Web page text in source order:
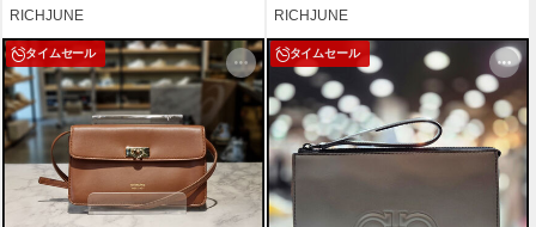
RICHJUNE RICHJUNE
タイムセール タイムセール